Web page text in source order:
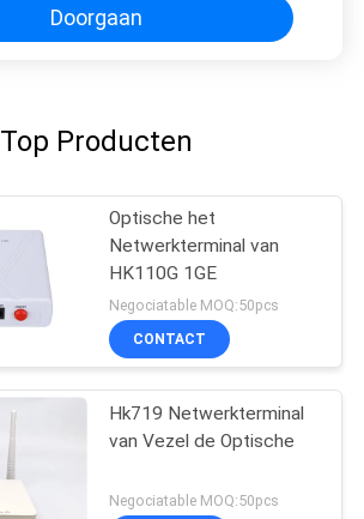
Doorgaan
Top Producten
Optische het
Netwerkterminal van
HK110G 1GE
Negociatable MOQ:50pcs
CONTACT
Hk719 Netwerkterminal
van Vezel de Optische
Negociatable MOQ:50pcs